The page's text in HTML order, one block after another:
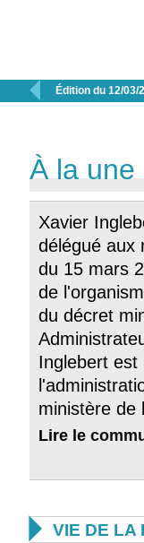
 Édition du 12/03/
À la une
Xavier
délégué aux
du 15 mars
de
du décret
Inglebert est
ministère de
Lire le
 VIE DE LA